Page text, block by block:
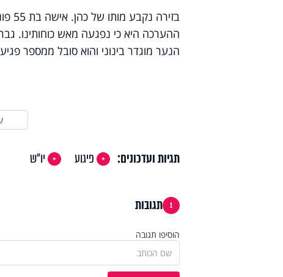
הנער מוגדר בינוני והוא סובל ממספר
תגיות ועדכונים: פיגוע יו"ש
1 תגובות
הוסיפו תגובה